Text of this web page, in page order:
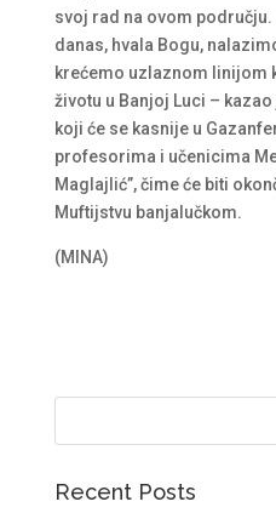
svoj rad na ovom
danas, hvala Bogu,
krećemo uzlaznom linijom
životu u Banjoj Luci –
koji će se kasnije u
profesorima i učenicima
Maglajlić”, čime će biti
Muftijstvu banjalučkom.
(MINA)
Recent Posts